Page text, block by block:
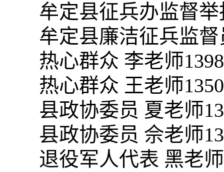
牟定县征兵办监督举
牟定县廉洁征兵监
热心群众 李老师
热心群众 王老师
县政协委员 夏老师
县政协委员 佘老师
退役军人代表 黑老